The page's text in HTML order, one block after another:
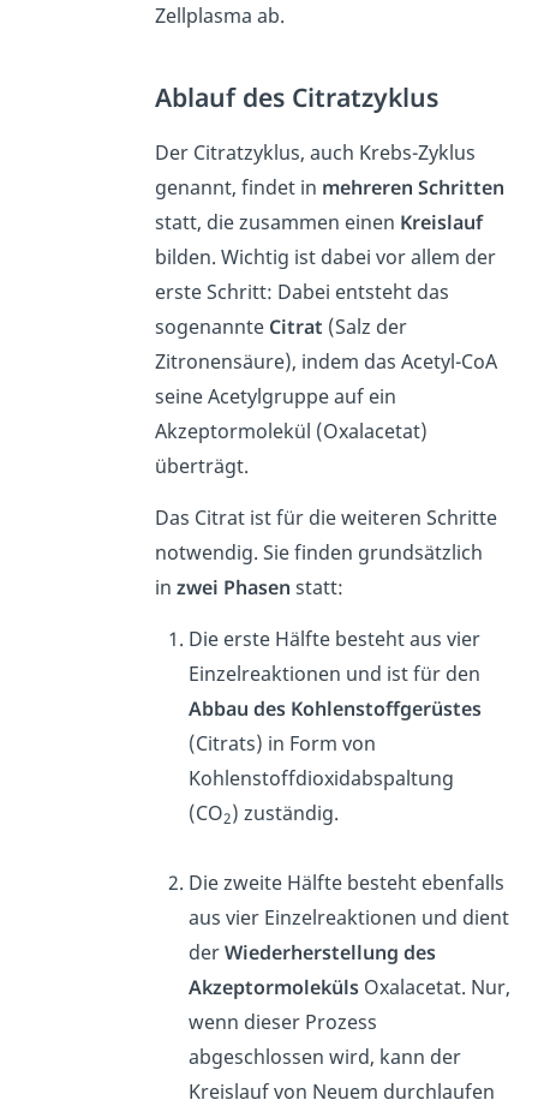
Zellplasma ab.
Ablauf des Citratzyklus
Der Citratzyklus, auch Krebs-Zyklus
genannt, findet in mehreren Schritten
statt, die zusammen einen Kreislauf
bilden. Wichtig ist dabei vor allem der
erste Schritt: Dabei entsteht das
sogenannte Citrat (Salz der
Zitronensäure), indem das Acetyl-CoA
seine Acetylgruppe auf ein
Akzeptormolekül (Oxalacetat)
überträgt.
Das Citrat ist für die weiteren Schritte
notwendig. Sie finden grundsätzlich
in zwei Phasen statt:
Die erste Hälfte besteht aus vier
Einzelreaktionen und ist für den
Abbau des Kohlenstoffgerüstes
(Citrats) in Form von
Kohlenstoffdioxidabspaltung
(CO2) zuständig.
Die zweite Hälfte besteht ebenfalls
aus vier Einzelreaktionen und dient
derWiederherstellung des
AkzeptormolekülsOxalacetat. Nur,
wenn dieser Prozess
abgeschlossen wird, kann der
Kreislauf von Neuem durchlaufen